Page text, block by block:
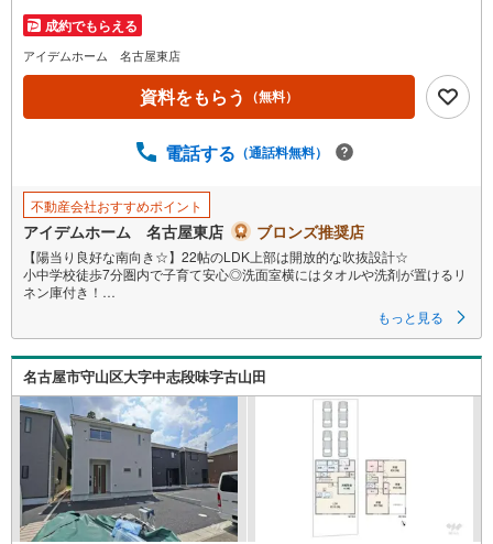
成約でもらえる
アイデムホーム 名古屋東店
資料をもらう （無料）
電話する （通話料無料）
不動産会社おすすめポイント
アイデムホーム 名古屋東店 ブロンズ推奨店
【陽当り良好な南向き☆】22帖のLDK上部は開放的な吹抜設計☆
小中学校徒歩7分圏内で子育て安心◎洗面室横にはタオルや洗剤が置けるリ
ネン庫付き！
＼守山区小幡北3期☆全2棟【1号棟】/
当日のご来店・ご見学、大歓迎♪
【品質】設計住宅性能評価書
【充実】食洗機、浴室暖房乾燥機、駐車2台、南向き
■名鉄瀬戸線「喜多山」駅 徒歩19分（約1490m）
■小幡北小学校:徒歩4分（約290m）
■守山北中学校:徒歩7分（約500m）
もっと見る
名古屋市守山区大字中志段味字古山田